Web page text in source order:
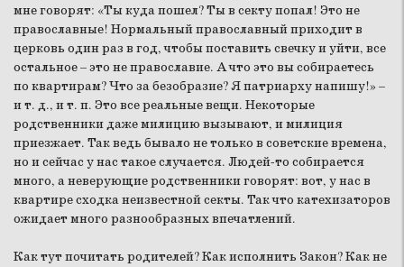
мне говорят: «Ты куда пошел? Ты в секту попал! Это не
православные! Нормальный православный приходит в
церковь один раз в год, чтобы поставить свечку и уйти, все
остальное – это не православие. А что это вы собираетесь
по квартирам? Что за безобразие? Я патриарху напишу!» –
и т. д., и т. п. Это все реальные вещи. Некоторые
родственники даже милицию вызывают, и милиция
приезжает. Так ведь бывало не только в советские времена,
но и сейчас у нас такое случается. Людей-то собирается
много, а неверующие родственники говорят: вот, у нас в
квартире сходка неизвестной секты. Так что катехизаторов
ожидает много разнообразных впечатлений.
Как тут почитать родителей? Как исполнить Закон? Как не